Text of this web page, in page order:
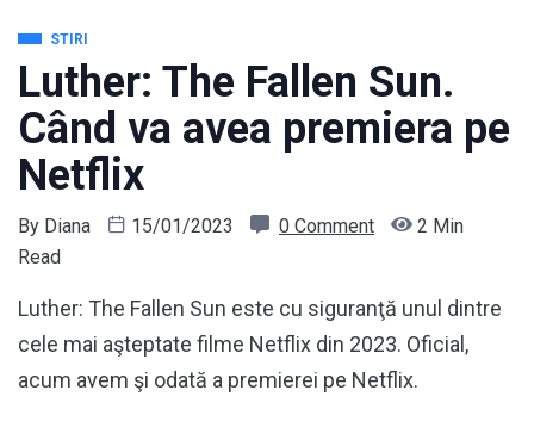
STIRI
Luther: The Fallen Sun.
Când va avea premiera pe
Netflix
By Diana 15/01/2023 0 Comment
2 Min
Read
Luther: The Fallen Sun este cu siguranţă unul dintre
cele mai aşteptate filme Netflix din 2023. Oficial,
acum avem şi odată a premierei pe Netflix.